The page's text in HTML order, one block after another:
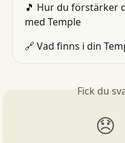
🎵 Hur du förstärker
med Temple
🔗 Vad finns i din
Fick du
😞